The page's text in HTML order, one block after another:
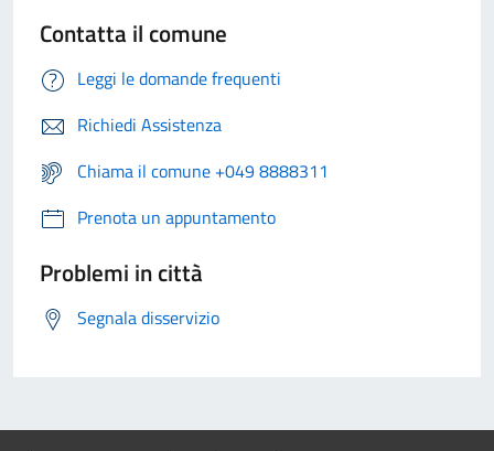
Contatta il comune
Leggi le domande frequenti
Richiedi Assistenza
Chiama il comune +049 8888311
Prenota un appuntamento
Problemi in città
Segnala disservizio